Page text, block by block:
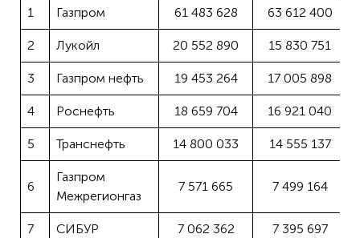
1 Газпром 61 483 628 63 612 400
2 Лукойл 20 552 890 15 830 751
3 Газпром нефть 19 453 264 17 005 898
4 Роснефть 18 659 704 16 921 040
5 Транснефть 14 800 033 14 555 137
6
Газпром
Межрегионгаз
7 571 665 7 499 164
7 СИБУР 7 062 362 7 395 697